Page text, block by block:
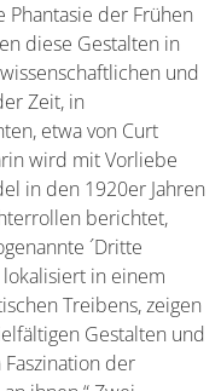
der Frühen
diese Gestalten in
und
Zeit, in
etwa von Curt
wird mit Vorliebe
in den 1920er Jahren
berichtet,
´Dritte
in einem
Treibens, zeigen
Gestalten und
der